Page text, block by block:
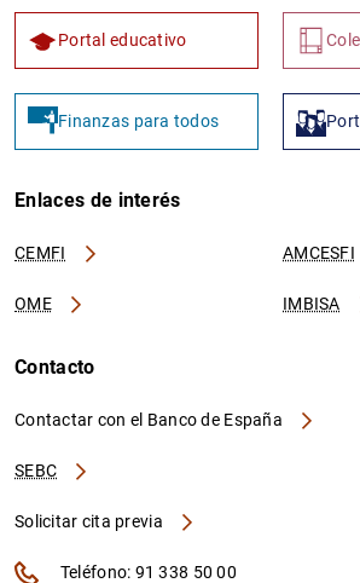
Portal educativo
Finanzas para todos
Enlaces de interés
CEMFI AMCESFI
OME IMBISA
Contacto
Contactar con el Banco de España
SEBC
Solicitar cita previa
Teléfono: 91 338 50 00